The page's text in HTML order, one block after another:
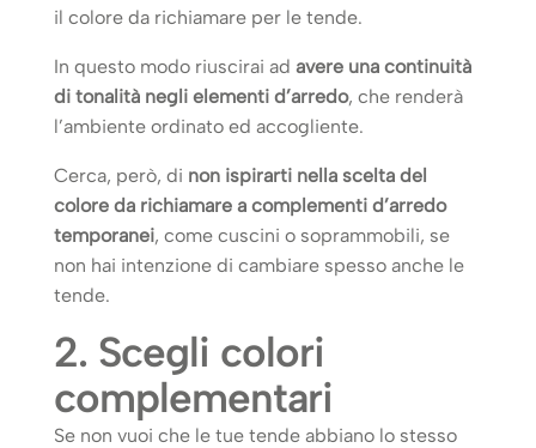
il colore da richiamare per le tende.
In questo modo riuscirai ad avere una continuità
di tonalità negli elementi d’arredo, che renderà
l’ambiente ordinato ed accogliente.
Cerca, però, di non ispirarti nella scelta del
colore da richiamare a complementi d’arredo
temporanei, come cuscini o soprammobili, se
non hai intenzione di cambiare spesso anche le
tende.
2. Scegli colori
complementari
Se non vuoi che le tue tende abbiano lo stesso